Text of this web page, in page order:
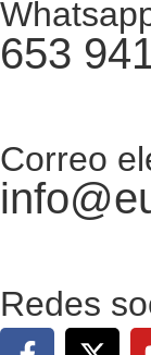
653
Correo
Redes